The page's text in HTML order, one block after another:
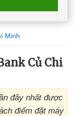
Minh
Củ Chi
đây nhất được
điểm đặt máy